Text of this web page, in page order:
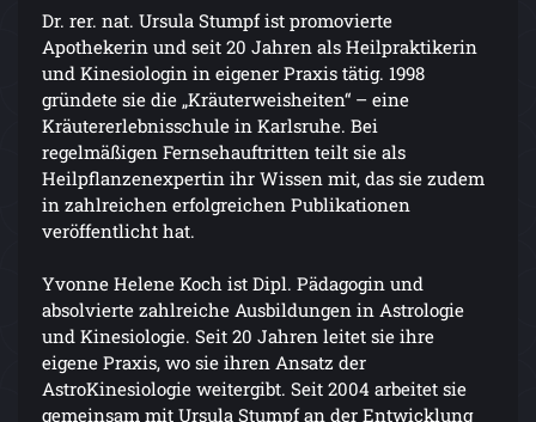
Dr. rer. nat. Ursula Stumpf ist promovierte
Apothekerin und seit 20 Jahren als Heilpraktikerin
und Kinesiologin in eigener Praxis tätig. 1998
gründete sie die „Kräuterweisheiten“ – eine
Kräutererlebnisschule in Karlsruhe. Bei
regelmäßigen Fernsehauftritten teilt sie als
Heilpflanzenexpertin ihr Wissen mit, das sie zudem
in zahlreichen erfolgreichen Publikationen
veröffentlicht hat.
Yvonne Helene Koch ist Dipl. Pädagogin und
absolvierte zahlreiche Ausbildungen in Astrologie
und Kinesiologie. Seit 20 Jahren leitet sie ihre
eigene Praxis, wo sie ihren Ansatz der
AstroKinesiologie weitergibt. Seit 2004 arbeitet sie
gemeinsam mit Ursula Stumpf an der Entwicklung